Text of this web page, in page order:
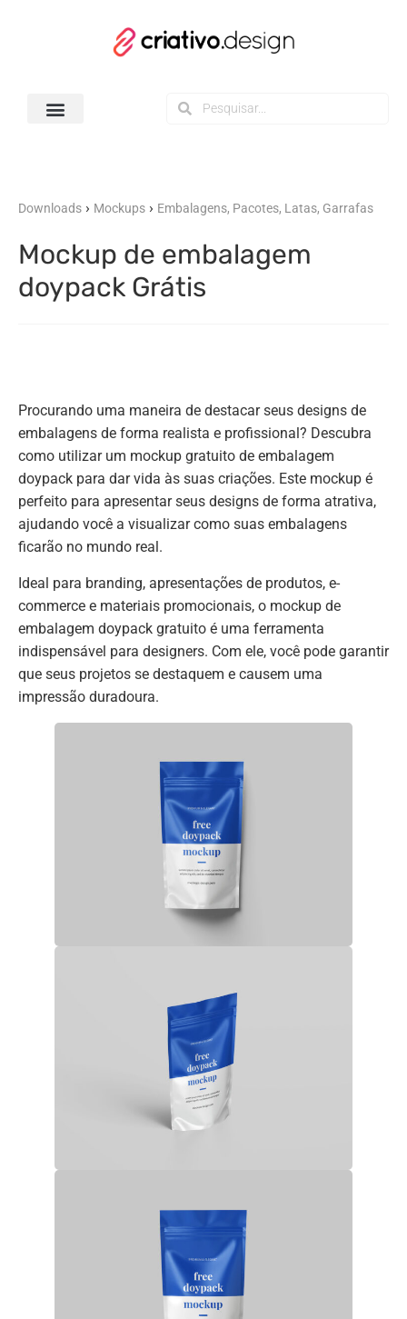
Downloads › Mockups › Embalagens, Pacotes, Latas, Garrafas
Mockup de embalagem
doypack Grátis
Procurando uma maneira de destacar seus designs de
embalagens de forma realista e profissional? Descubra
como utilizar um mockup gratuito de embalagem
doypack para dar vida às suas criações. Este mockup é
perfeito para apresentar seus designs de forma atrativa,
ajudando você a visualizar como suas embalagens
ficarão no mundo real.
Ideal para branding, apresentações de produtos, e-
commerce e materiais promocionais, o mockup de
embalagem doypack gratuito é uma ferramenta
indispensável para designers. Com ele, você pode garantir
que seus projetos se destaquem e causem uma
impressão duradoura.